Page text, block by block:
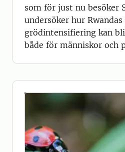
som för just nu besöker
undersöker hur
grödintensifiering kan
både för människor och